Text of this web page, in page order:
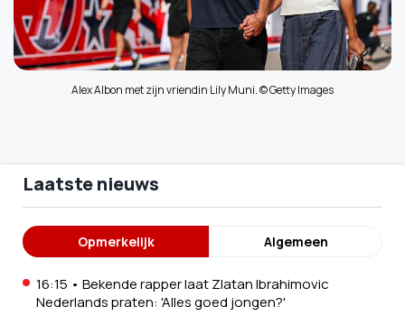
Alex Albon met zijn vriendin Lily Muni. © Getty Images
Laatste nieuws
Opmerkelijk Algemeen
16:15 • Bekende rapper laat Zlatan Ibrahimovic
Nederlands praten: 'Alles goed jongen?'